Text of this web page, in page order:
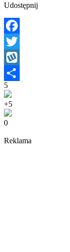
Udostępnij
Facebook
Twitter
Wykop
Share
5
+5
0
Reklama